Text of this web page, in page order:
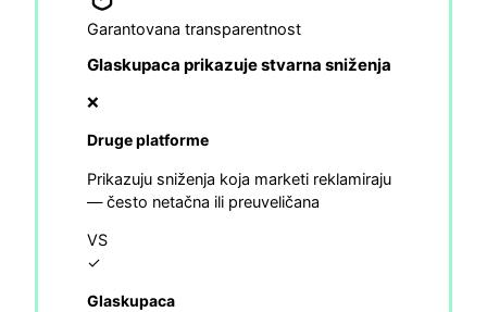
Garantovana transparentnost
Glaskupaca prikazuje stvarna sniženja
❌
Druge platforme
Prikazuju sniženja koja marketi reklamiraju
— često netačna ili preuveličana
VS
✓
Glaskupaca